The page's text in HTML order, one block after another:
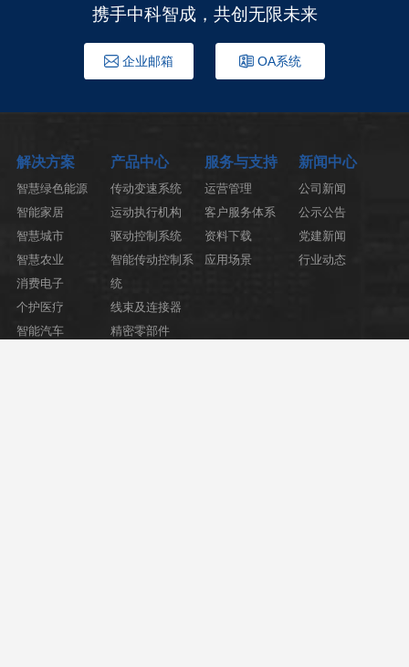
携手中科智成，共创无限未来
企业邮箱 OA系统
解决方案
智慧绿色能源
智能家居
智慧城市
智慧农业
消费电子
个护医疗
智能汽车
产品中心
传动变速系统
运动执行机构
驱动控制系统
智能传动控制系
统
线束及连接器
精密零部件
服务与支持
运营管理
客户服务体系
资料下载
应用场景
新闻中心
公司新闻
公示公告
党建新闻
行业动态